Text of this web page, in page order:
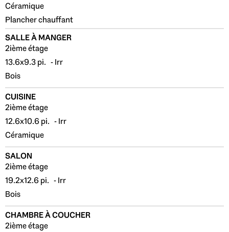
Céramique
Plancher chauffant
SALLE À MANGER
2ième étage
13.6x9.3 pi. - Irr
Bois
CUISINE
2ième étage
12.6x10.6 pi. - Irr
Céramique
SALON
2ième étage
19.2x12.6 pi. - Irr
Bois
CHAMBRE À COUCHER
2ième étage